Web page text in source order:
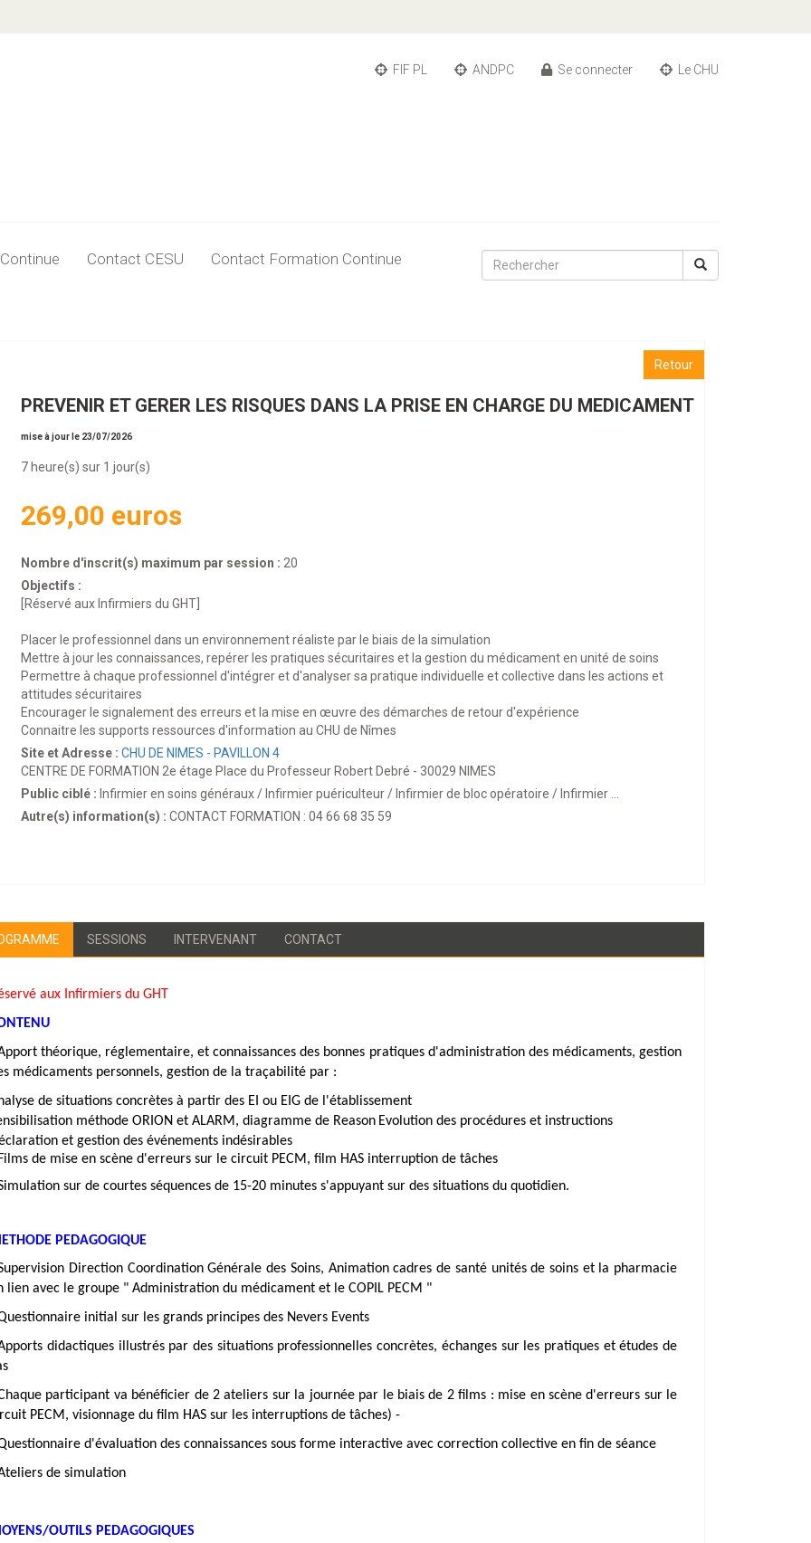
FIF PL ANDPC Se connecter Le CHU
Contact CESU
Contact Formation Continue
Retour
PREVENIR ET GERER LES RISQUES DANS LA PRISE EN CHARGE DU MEDICAMENT
mise à jour le 23/07/2026
7 heure(s) sur 1 jour(s)
269,00 euros
Nombre d'inscrit(s) maximum par session : 20
Objectifs :
[Réservé aux Infirmiers du GHT]
Placer le professionnel dans un environnement réaliste par le biais de la simulation
Mettre à jour les connaissances, repérer les pratiques sécuritaires et la gestion du médicament en unité de soins
Permettre à chaque professionnel d'intégrer et d'analyser sa pratique individuelle et collective dans les actions et
attitudes sécuritaires
Encourager le signalement des erreurs et la mise en œuvre des démarches de retour d'expérience
Connaitre les supports ressources d'information au CHU de Nîmes
Site et Adresse : CHU DE NIMES - PAVILLON 4
CENTRE DE FORMATION 2e étage Place du Professeur Robert Debré - 30029 NIMES
Public ciblé : Infirmier en soins généraux / Infirmier puériculteur / Infirmier de bloc opératoire / Infirmier
Autre(s) information(s) : CONTACT FORMATION : 04 66 68 35 59
SESSIONS INTERVENANT CONTACT
aux Infirmiers du GHT
théorique, réglementaire, et connaissances des bonnes pratiques d'administration des médicaments, gestion
médicaments personnels, gestion de la traçabilité par :
de situations concrètes à partir des EI ou EIG de l'établissement
méthode ORION et ALARM, diagramme de Reason Evolution des procédures et instructions
et gestion des événements indésirables
de mise en scène d'erreurs sur le circuit PECM, film HAS interruption de tâches
sur de courtes séquences de 15-20 minutes s'appuyant sur des situations du quotidien.
PEDAGOGIQUE
Direction Coordination Générale des Soins, Animation cadres de santé unités de soins et la pharmacie
lien avec le groupe " Administration du médicament et le COPIL PECM "
initial sur les grands principes des Nevers Events
didactiques illustrés par des situations professionnelles concrètes, échanges sur les pratiques et études de
participant va bénéficier de 2 ateliers sur la journée par le biais de 2 films : mise en scène d'erreurs sur le
PECM, visionnage du film HAS sur les interruptions de tâches) -
d'évaluation des connaissances sous forme interactive avec correction collective en fin de séance
de simulation
OUTILS PEDAGOGIQUES